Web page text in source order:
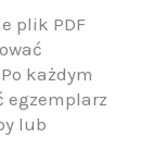
plik PDF
każdym
egzemplarz
lub